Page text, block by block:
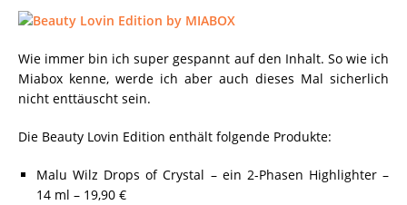
Wie immer bin ich super gespannt auf den Inhalt. So wie ich
Miabox kenne, werde ich aber auch dieses Mal sicherlich
nicht enttäuscht sein.
Die Beauty Lovin Edition enthält folgende Produkte:
Malu Wilz Drops of Crystal – ein 2-Phasen Highlighter –
14 ml – 19,90 €